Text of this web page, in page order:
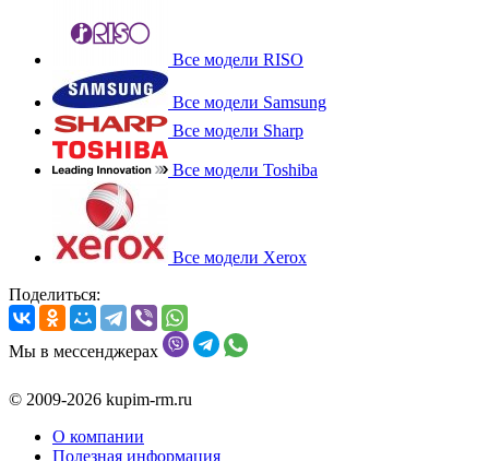
Все модели RISO
Все модели Samsung
Все модели Sharp
Все модели Toshiba
Все модели Xerox
Поделиться:
Мы в мессенджерах
© 2009-2026 kupim-rm.ru
О компании
Полезная информация